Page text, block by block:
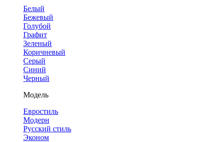
Белый
Бежевый
Голубой
Графит
Зеленый
Коричневый
Серый
Синий
Черный
Модель
Евростиль
Модерн
Русский стиль
Эконом